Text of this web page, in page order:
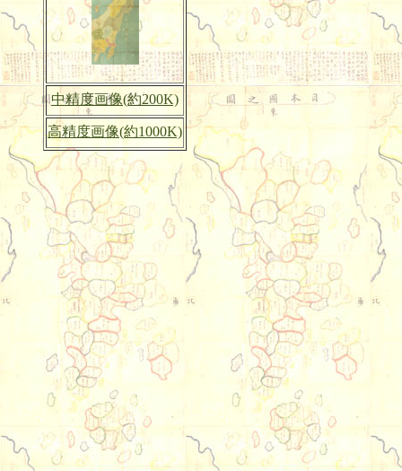
中精度画像(約200K)
高精度画像(約1000K)